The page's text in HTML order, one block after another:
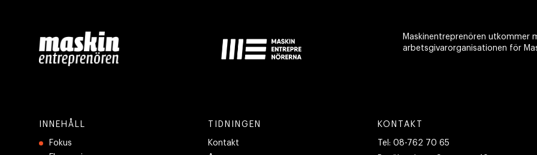
Maskinentreprenören utkommer
arbetsgivarorganisationen för
INNEHÅLL
Fokus
TIDNINGEN
Kontakt
KONTAKT
Tel: 08-762 70 65